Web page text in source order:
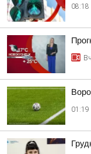
08:18
01:19